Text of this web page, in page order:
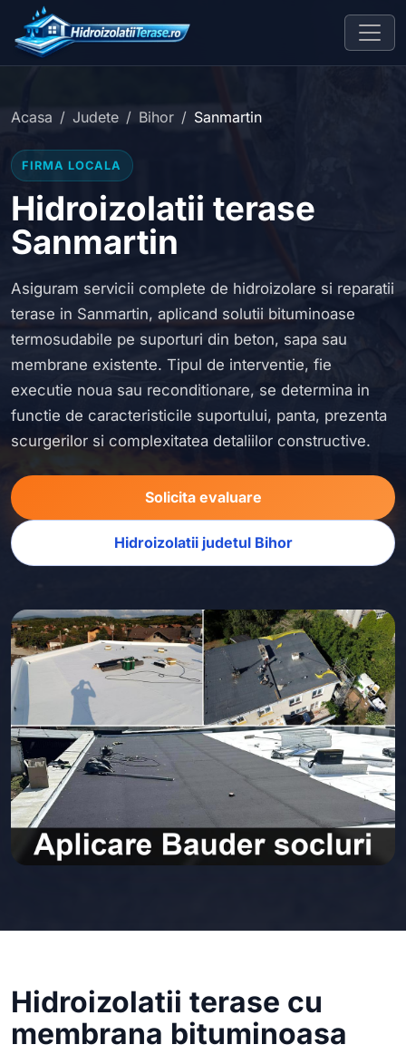
Acasa Judete Bihor Sanmartin
FIRMA LOCALA
Hidroizolatii terase
Sanmartin
Asiguram servicii complete de hidroizolare si reparatii
terase in Sanmartin, aplicand solutii bituminoase
termosudabile pe suporturi din beton, sapa sau
membrane existente. Tipul de interventie, fie
executie noua sau reconditionare, se determina in
functie de caracteristicile suportului, panta, prezenta
scurgerilor si complexitatea detaliilor constructive.
Solicita evaluare
Hidroizolatii judetul Bihor
Hidroizolatii terase cu
membrana bituminoasa